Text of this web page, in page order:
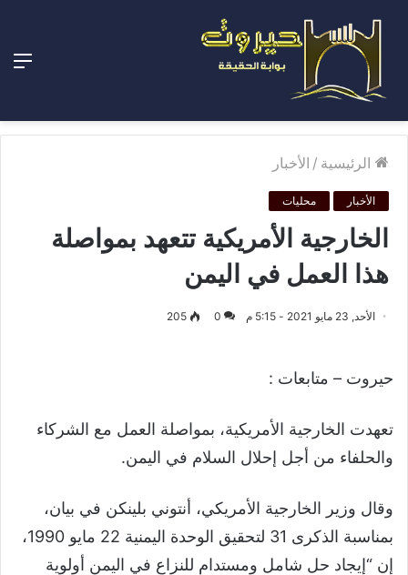
الرئيسية / الأخبار
الأخبار محليات
الخارجية الأمريكية تتعهد بمواصلة
هذا العمل في اليمن
الأحد, 23 مايو 2021 - 5:15 م 0
205
حيروت – متابعات :
تعهدت الخارجية الأمريكية، بمواصلة العمل مع الشركاء
والحلفاء من أجل إحلال السلام في اليمن.
وقال وزير الخارجية الأمريكي، أنتوني بلينكن في بيان،
بمناسبة الذكرى 31 لتحقيق الوحدة اليمنية 22 مايو 1990،
إن “إيجاد حل شامل ومستدام للنزاع في اليمن أولوية